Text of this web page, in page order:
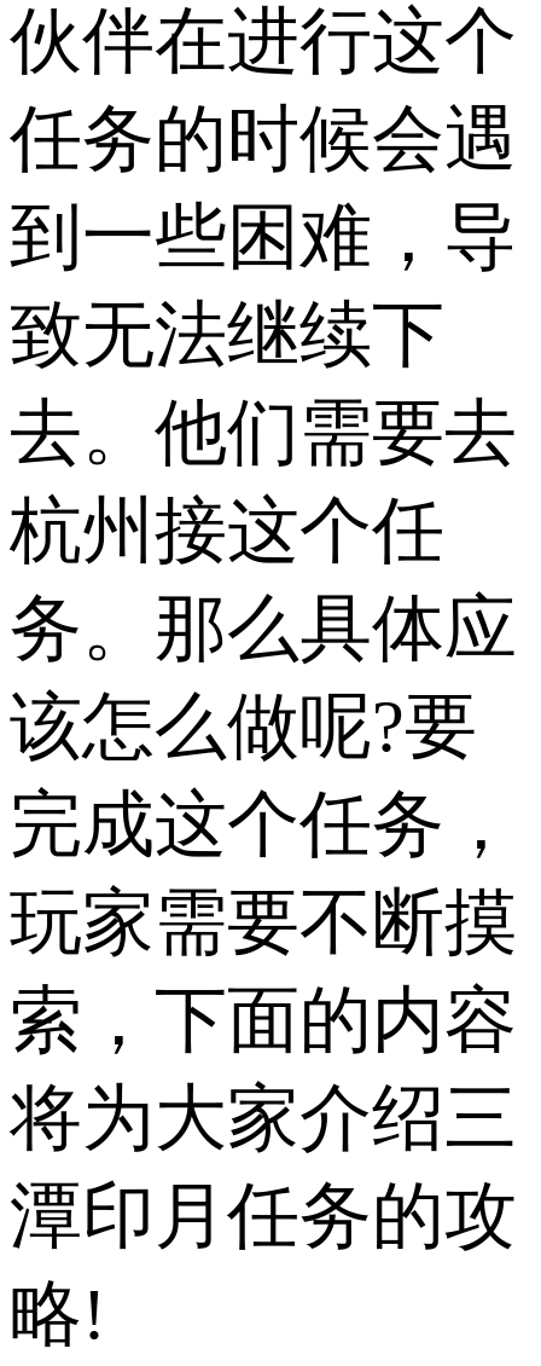
伙伴在进行这个
任务的时候会遇
到一些困难，导
致无法继续下
去。他们需要去
杭州接这个任
务。那么具体应
该怎么做呢?要
完成这个任务，
玩家需要不断摸
索，下面的内容
将为大家介绍三
潭印月任务的攻
略!